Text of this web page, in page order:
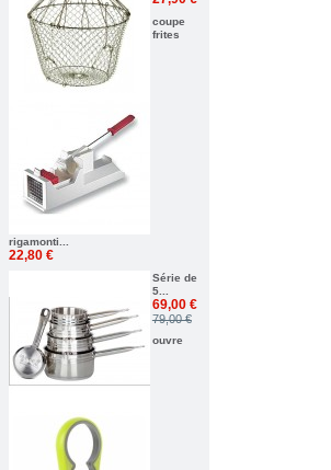
coupe
frites
rigamonti...
22,80 €
Série de
5...
69,00 €
79,00 €
ouvre